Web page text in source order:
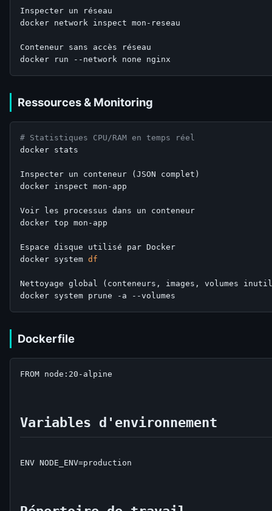
Inspecter un réseau
docker network inspect mon-reseau
Conteneur sans accès réseau
Ressources & Monitoring
# Statistiques CPU/RAM en temps réel
docker stats
Inspecter un conteneur (JSON complet)
docker inspect mon-app
Voir les processus dans un conteneur
docker top mon-app
Espace disque utilisé par Docker
docker system df
Nettoyage global (conteneurs, images, volumes
Dockerfile
FROM node:20-alpine
Variables d'environnement
ENV NODE_ENV=production